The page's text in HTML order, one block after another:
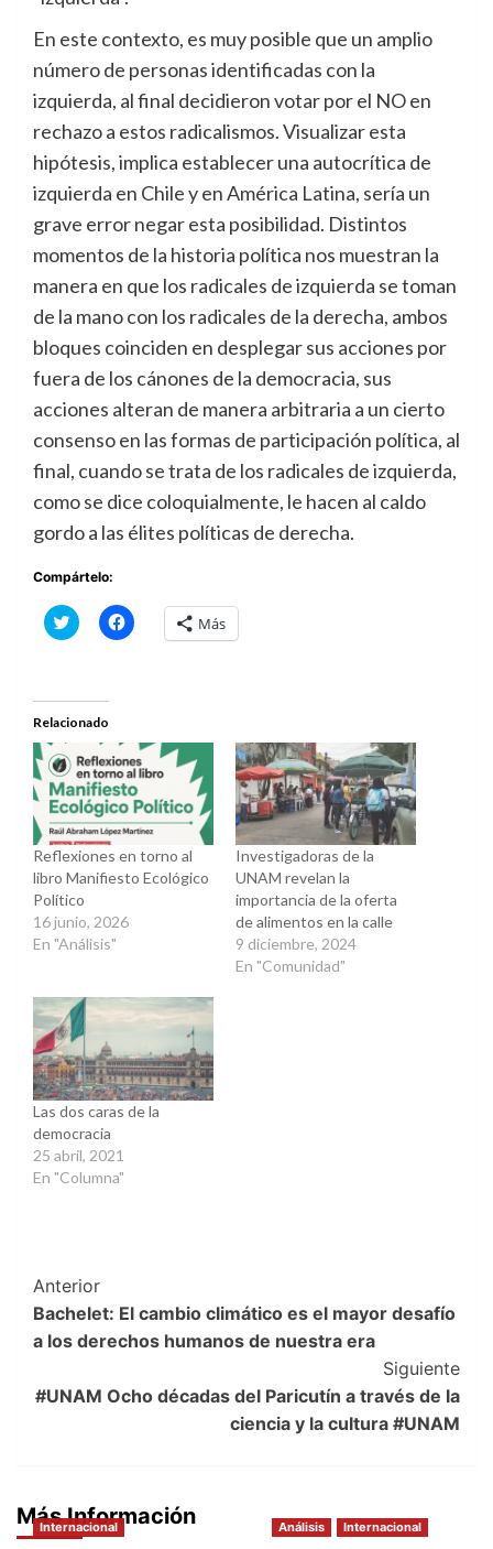
En este contexto, es muy posible que un amplio
número de personas identificadas con la
izquierda, al final decidieron votar por el NO en
rechazo a estos radicalismos. Visualizar esta
hipótesis, implica establecer una autocrítica de
izquierda en Chile y en América Latina, sería un
grave error negar esta posibilidad. Distintos
momentos de la historia política nos muestran la
manera en que los radicales de izquierda se toman
de la mano con los radicales de la derecha, ambos
bloques coinciden en desplegar sus acciones por
fuera de los cánones de la democracia, sus
acciones alteran de manera arbitraria a un cierto
consenso en las formas de participación política, al
final, cuando se trata de los radicales de izquierda,
como se dice coloquialmente, le hacen al caldo
gordo a las élites políticas de derecha.
Compártelo:
Haz
clic
(Se
abre
en
ventana
nueva)
Haz
clic
una
ventana
nueva)
Más
Relacionado
Reflexiones en torno al
libro Manifiesto Ecológico
Político
16 junio, 2026
En "Análisis"
Investigadoras de la
UNAM revelan la
importancia de la oferta
de alimentos en la calle
9 diciembre, 2024
En "Comunidad"
Las dos caras de la
democracia
25 abril, 2021
En "Columna"
Post
Navigation
Anterior
Bachelet: El cambio climático es el mayor desafío
a los derechos humanos de nuestra era
Siguiente
#UNAM Ocho décadas del Paricutín a través de la
ciencia y la cultura #UNAM
Más Información
Internacional Análisis Internacional